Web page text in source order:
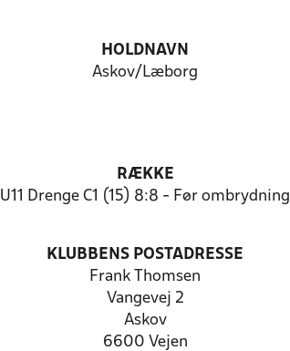
HOLDNAVN
Askov/Læborg
RÆKKE
U11 Drenge C1 (15) 8:8 - Før ombrydning
KLUBBENS POSTADRESSE
Frank Thomsen
Vangevej 2
Askov
6600 Vejen